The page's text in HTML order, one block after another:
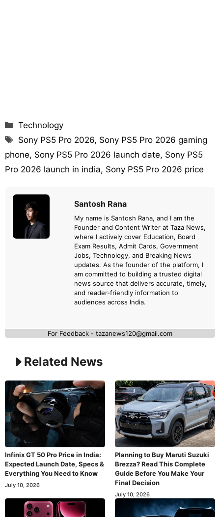
Categories
Technology
Tags
Sony PS5 Pro 2026, Sony PS5 Pro 2026 gaming
phone, Sony PS5 Pro 2026 launch date, Sony PS5
Pro 2026 launch in india, Sony PS5 Pro 2026 price
Santosh Rana
My name is Santosh Rana, and I am the
Founder and Content Writer at Taza News,
where I actively cover Education, Board
Exam Results, Admit Cards, Government
Jobs, Technology, and Breaking News
updates. As the founder of the platform, I
am committed to building a trusted digital
news source that delivers accurate, timely,
and reader-friendly information to
audiences across India.
For Feedback - tazanews120@gmail.com
Related News
Infinix GT 50 Pro Price in India:
Expected Launch Date, Specs &
Everything You Need to Know
July 10, 2026
Planning to Buy Maruti Suzuki
Brezza? Read This Complete
Guide Before You Make Your
Final Decision
July 10, 2026